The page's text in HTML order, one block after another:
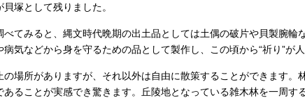
塚として残りました。
てみると、縄文時代晩期の出土品としては土偶の破片や貝製腕
気などから身を守るための品として製作し、この頃から“祈り”が
場所がありますが、それ以外は自由に散策することができます
ることが実感でき驚きます。丘陵地となっている雑木林を一周